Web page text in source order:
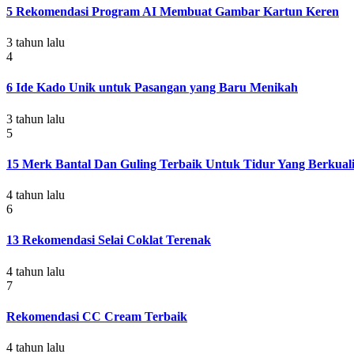
5 Rekomendasi Program AI Membuat Gambar Kartun Keren
3 tahun lalu
4
6 Ide Kado Unik untuk Pasangan yang Baru Menikah
3 tahun lalu
5
15 Merk Bantal Dan Guling Terbaik Untuk Tidur Yang
4 tahun lalu
6
13 Rekomendasi Selai Coklat Terenak
4 tahun lalu
7
Rekomendasi CC Cream Terbaik
4 tahun lalu